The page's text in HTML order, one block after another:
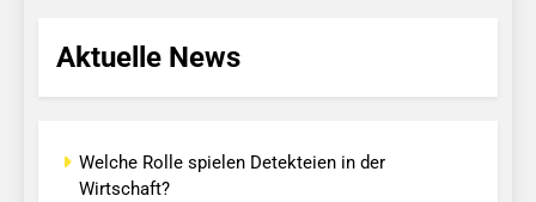
Aktuelle News
Welche Rolle spielen Detekteien in der
Wirtschaft?